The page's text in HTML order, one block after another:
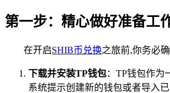
第一步：精心做好准备工
在开启SHIB币兑换之旅前,你务必
下载并安装TP钱包：TP钱包作为
系统提示创建新的钱包或者导入